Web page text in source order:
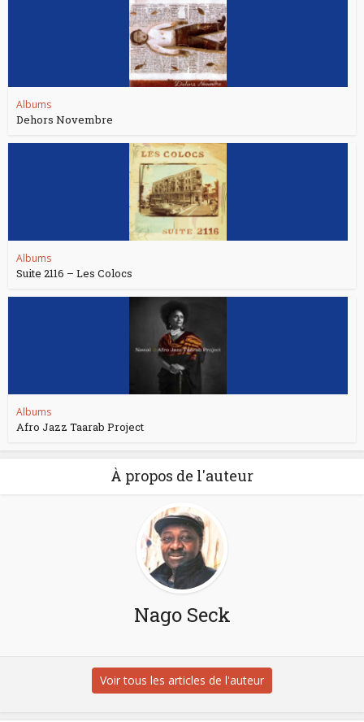
Albums
Dehors Novembre
Albums
Suite 2116 – Les Colocs
Albums
Afro Jazz Taarab Project
À propos de l'auteur
Nago Seck
Voir tous les articles de l'auteur